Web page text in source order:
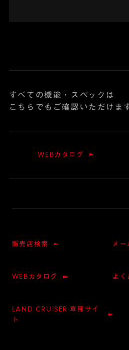
すべての機能・スペックは
こちらでもご確認いただけま
WEBカタログ
販売店検索 メー
WEBカタログ よく
LAND CRUISER 車種サイ
ト